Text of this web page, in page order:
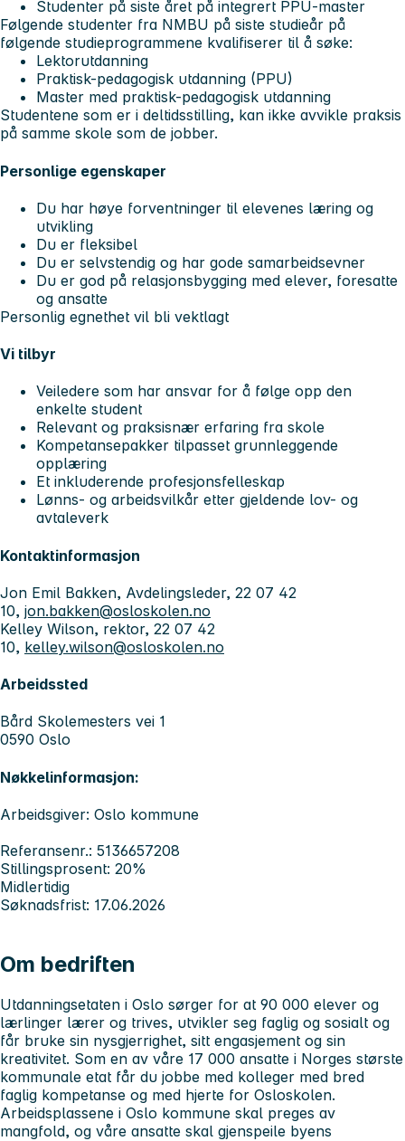
Studenter på siste året på integrert PPU-master
Følgende studenter fra NMBU på siste studieår på
følgende studieprogrammene kvalifiserer til å søke:
Lektorutdanning
Praktisk-pedagogisk utdanning (PPU)
Master med praktisk-pedagogisk utdanning
Studentene som er i deltidsstilling, kan ikke avvikle praksis
på samme skole som de jobber.
Personlige egenskaper
Du har høye forventninger til elevenes læring og
utvikling
Du er fleksibel
Du er selvstendig og har gode samarbeidsevner
Du er god på relasjonsbygging med elever, foresatte
og ansatte
Personlig egnethet vil bli vektlagt
Vi tilbyr
Veiledere som har ansvar for å følge opp den
enkelte student
Relevant og praksisnær erfaring fra skole
Kompetansepakker tilpasset grunnleggende
opplæring
Et inkluderende profesjonsfelleskap
Lønns- og arbeidsvilkår etter gjeldende lov- og
avtaleverk
Kontaktinformasjon
Jon Emil Bakken, Avdelingsleder, 22 07 42
10, jon.bakken@osloskolen.no
Kelley Wilson, rektor, 22 07 42
10, kelley.wilson@osloskolen.no
Arbeidssted
Bård Skolemesters vei 1
0590 Oslo
Nøkkelinformasjon:
Arbeidsgiver: Oslo kommune
Referansenr.: 5136657208
Stillingsprosent: 20%
Midlertidig
Søknadsfrist: 17.06.2026
Om bedriften
Utdanningsetaten i Oslo sørger for at 90 000 elever og
lærlinger lærer og trives, utvikler seg faglig og sosialt og
får bruke sin nysgjerrighet, sitt engasjement og sin
kreativitet. Som en av våre 17 000 ansatte i Norges største
kommunale etat får du jobbe med kolleger med bred
faglig kompetanse og med hjerte for Osloskolen.
Arbeidsplassene i Oslo kommune skal preges av
mangfold, og våre ansatte skal gjenspeile byens